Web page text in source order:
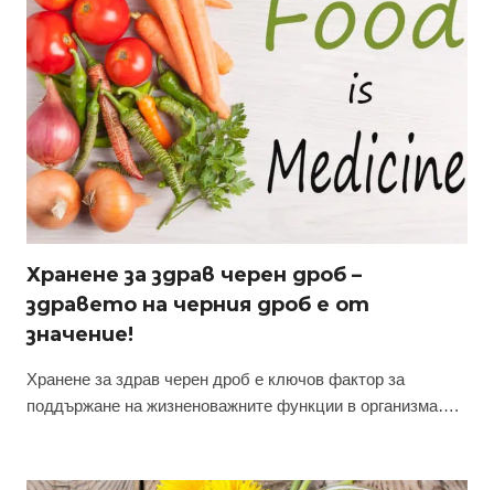
Хранене за здрав черен дроб –
здравето на черния дроб е от
значение!
Хранене за здрав черен дроб е ключов фактор за
поддържане на жизненоважните функции в организма….